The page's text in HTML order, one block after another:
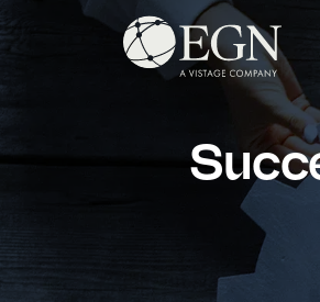
Spring til indhold Executives' Global Network